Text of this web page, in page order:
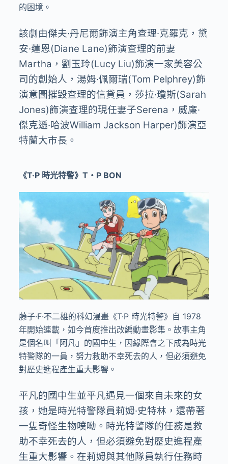
的困境。
該劇由傑夫·丹尼爾飾演主角查理·克羅克，黛
安·蓮恩(Diane Lane)飾演查理的前妻
Martha，劉玉玲(Lucy Liu)飾演一家美容公
司的創始人，湯姆·佩爾瑞(Tom Pelphrey)飾
演意圖摧毀查理的信貸員，莎拉·瓊斯(Sarah
Jones)飾演查理的現任妻子Serena，威廉·
傑克遜·哈波William Jackson Harper)飾演亞
特蘭大市長。
《T·P 時光特警》T・P BON
藤子·F·不二雄的科幻漫畫《T·P 時光特警》自 1978
年開始連載，如今首度推出改編動畫影集。故事主角
是個名叫「阿凡」的國中生，因緣際會之下成為時光
特警隊的一員，努力救助不幸死去的人，但必須避免
對歷史進程產生重大影響。
平凡的國中生並平凡遇見一個來自未來的女
孩，她是時光特警隊員莉姆·史特林，還帶著
一隻奇怪生物噗呦。時光特警隊的任務是救
助不幸死去的人，但必須避免對歷史進程產
生重大影響。在莉姆與其他隊員執行任務時